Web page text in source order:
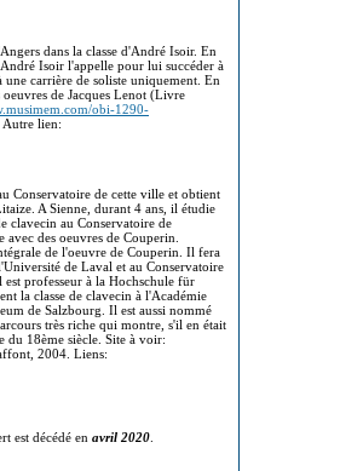
dans la classe d'André Isoir. En
Isoir l'appelle pour lui succéder à
carrière de soliste uniquement. En
de Jacques Lenot (Livre
obi-1290-
Autre lien:
Conservatoire de cette ville et obtient
A Sienne, durant 4 ans, il étudie
clavecin au Conservatoire de
des oeuvres de Couperin.
de l'oeuvre de Couperin. Il fera
de Laval et au Conservatoire
professeur à la Hochschule für
la classe de clavecin à l'Académie
de Salzbourg. Il est aussi nommé
très riche qui montre, s'il en était
du 18ème siècle. Site à voir:
2004. Liens:
est décédé en avril 2020